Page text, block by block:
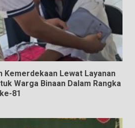
Kemerdekaan Lewat Layanan
Warga Binaan Dalam Rangka
81